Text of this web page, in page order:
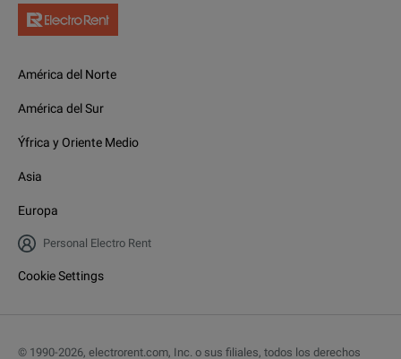
América del Norte
América del Sur
Ýfrica y Oriente Medio
Asia
Europa
Personal Electro Rent
Cookie Settings
© 1990-2026, electrorent.com, Inc. o sus filiales, todos los derechos